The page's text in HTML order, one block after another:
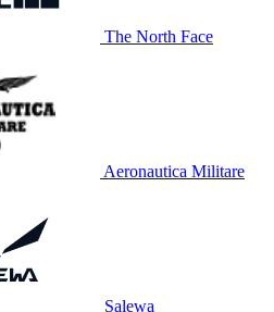
The North Face
Aeronautica Militare
Salewa